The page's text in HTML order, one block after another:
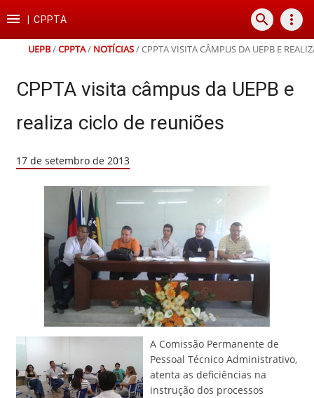
para
conteúdo
para
para
para
rodapé
 |CPPTA search more_vert
UEPB/CPPTA/ NOTÍCIAS/CPPTA VISITA CÂMPUS DA UEPB E
CPPTA visita câmpus da UEPB e
realiza ciclo de reuniões
17 de setembro de 2013
A Comissão Permanente de
Pessoal Técnico Administrativo,
atenta as deficiências na
instrução dos processos